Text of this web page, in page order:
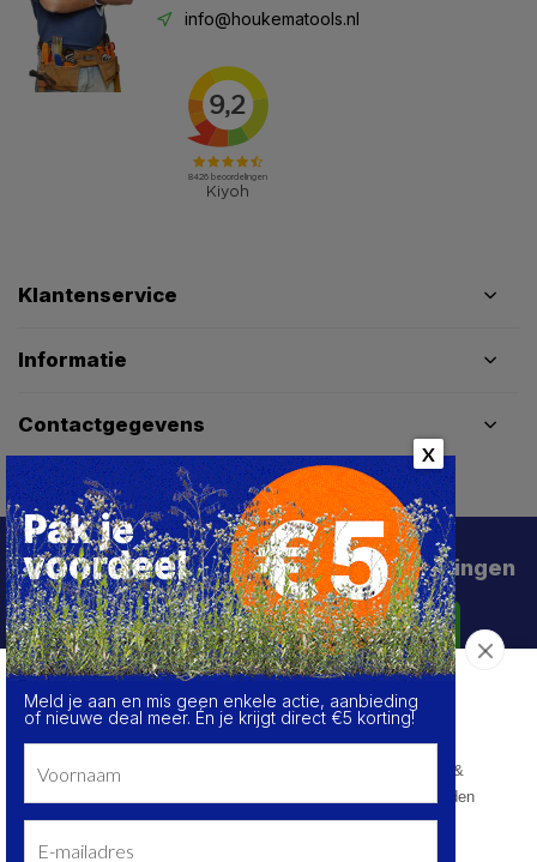
info@houkematools.nl
Klantenservice
Informatie
Contactgegevens
Schrijf je in voor de beste deals en kortingen
Abonneer
Over de cookies op deze website
We maken gebruik van cookies om gegevens m.b.t. de
prestaties en het gebruik van deze website te verzamelen &
analyseren, om sociale netwerkfunctionaliteiten aan te bieden
en onze content & advertenties te verbeteren en
personaliseren.
X
Meld je aan en mis geen enkele actie, aanbieding
of nieuwe deal meer. Én je krijgt direct €5 korting!